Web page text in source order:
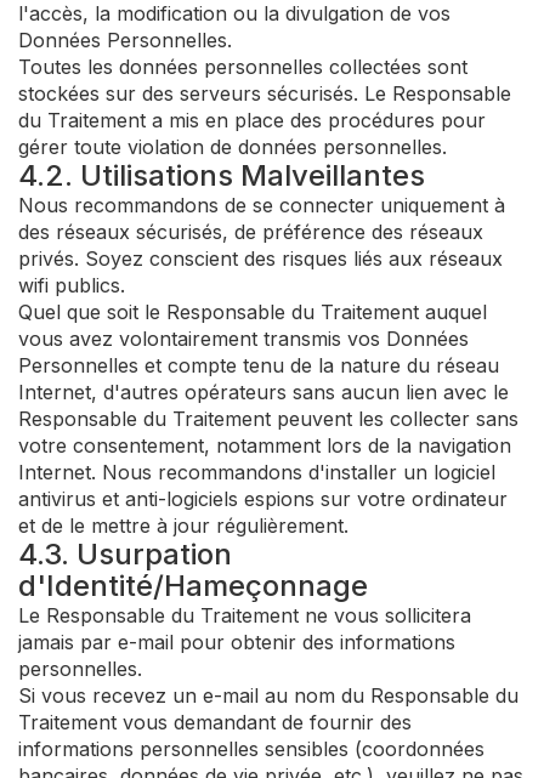
l'accès, la modification ou la divulgation de vos
Données Personnelles.
Toutes les données personnelles collectées sont
stockées sur des serveurs sécurisés. Le Responsable
du Traitement a mis en place des procédures pour
gérer toute violation de données personnelles.
4.2. Utilisations Malveillantes
Nous recommandons de se connecter uniquement à
des réseaux sécurisés, de préférence des réseaux
privés. Soyez conscient des risques liés aux réseaux
wifi publics.
Quel que soit le Responsable du Traitement auquel
vous avez volontairement transmis vos Données
Personnelles et compte tenu de la nature du réseau
Internet, d'autres opérateurs sans aucun lien avec le
Responsable du Traitement peuvent les collecter sans
votre consentement, notamment lors de la navigation
Internet. Nous recommandons d'installer un logiciel
antivirus et anti-logiciels espions sur votre ordinateur
et de le mettre à jour régulièrement.
4.3. Usurpation
d'Identité/Hameçonnage
Le Responsable du Traitement ne vous sollicitera
jamais par e-mail pour obtenir des informations
personnelles.
Si vous recevez un e-mail au nom du Responsable du
Traitement vous demandant de fournir des
informations personnelles sensibles (coordonnées